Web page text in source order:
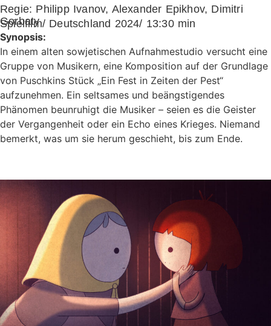
Regie: Philipp Ivanov, Alexander Epikhov, Dimitri
Gorbaty
Spielfilm/ Deutschland 2024/ 13:30 min
Synopsis:
In einem alten sowjetischen Aufnahmestudio versucht eine
Gruppe von Musikern, eine Komposition auf der Grundlage
von Puschkins Stück „Ein Fest in Zeiten der Pest“
aufzunehmen. Ein seltsames und beängstigendes
Phänomen beunruhigt die Musiker – seien es die Geister
der Vergangenheit oder ein Echo eines Krieges. Niemand
bemerkt, was um sie herum geschieht, bis zum Ende.